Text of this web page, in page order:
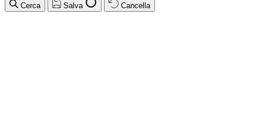
Cerca Salva Cancella